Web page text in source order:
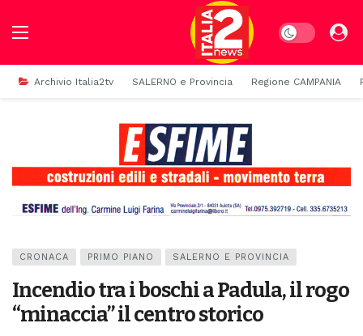
Dark mode
Archivio Italia2tv SALERNO e Provincia Regione CAMPANIA
CRONACA PRIMO PIANO SALERNO E PROVINCIA
Incendio tra i boschi a Padula, il rogo
“minaccia” il centro storico